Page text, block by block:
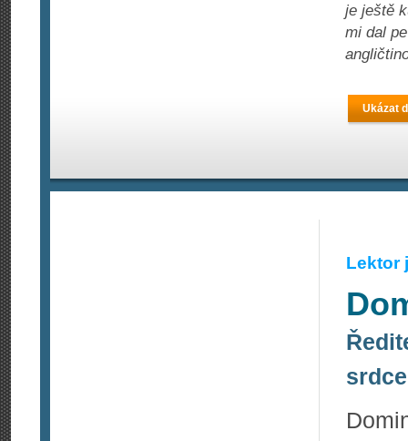
je ještě
mi dal
Ukázat
Lektor